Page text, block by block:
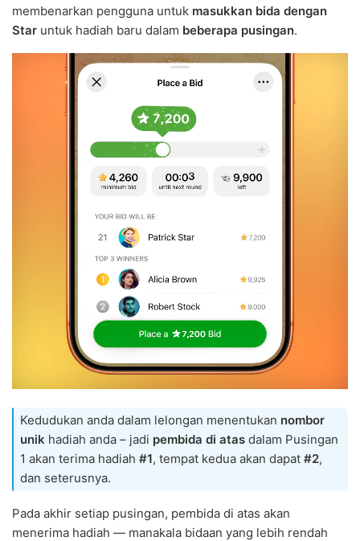
membenarkan pengguna untuk masukkan bida dengan
Star untuk hadiah baru dalam beberapa pusingan.
Kedudukan anda dalam lelongan menentukan nombor
unik hadiah anda – jadi pembida di atas dalam Pusingan
1 akan terima hadiah #1, tempat kedua akan dapat #2,
dan seterusnya.
Pada akhir setiap pusingan, pembida di atas akan
menerima hadiah — manakala bidaan yang lebih rendah